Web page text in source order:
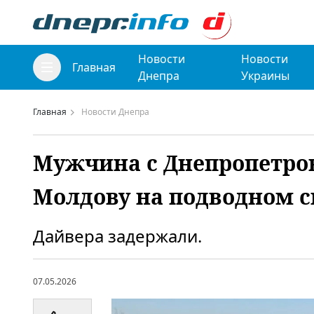
Главная
Новости
Днепра
Новости
Украины
Главная Новости Днепра
Мужчина с
Молдову на подводном
Дайвера задержали.
07.05.2026